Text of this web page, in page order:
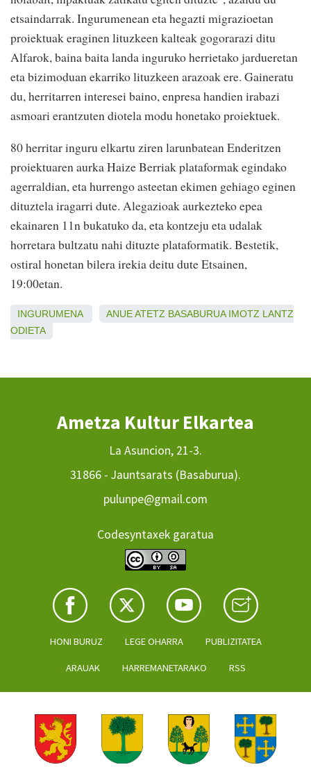
etsaindarrak. Ingurumenean eta hegazti migrazioetan
proiektuak eraginen lituzkeen kalteak gogorarazi ditu
Alfarok, baina baita landa inguruko herrietako jardueretan
eta bizimoduan ekarriko lituzkeen arazoak ere. Gaineratu
du, herritarren interesei baino, enpresa handien irabazi
asmoari erantzuten diotela modu honetako proiektuek.
80 herritar inguru elkartu ziren larunbatean Enderitzen
proiektuaren aurka Haize Berriak plataformak egindako
agerraldian, eta hurrengo asteetan ekimen gehiago eginen
dituztela iragarri dute. Alegazioak aurkezteko epea
ekainaren 11n bukatuko da, eta kontzeju eta udalak
horretara bultzatu nahi dituzte plataformatik. Bestetik,
ostiral honetan bilera irekia deitu dute Etsainen,
19:00etan.
INGURUMENA ANUEATETZ BASABURUA IMOTZ LANTZ
ODIETA
Ametza Kultur Elkartea
La Asuncion, 21-3.
31866 - Jauntsarats (Basaburua).
pulunpe@gmail.com
Codesyntaxek garatua
HONI BURUZ LEGE OHARRA PUBLIZITATEA
ARAUAK HARREMANETARAKO RSS